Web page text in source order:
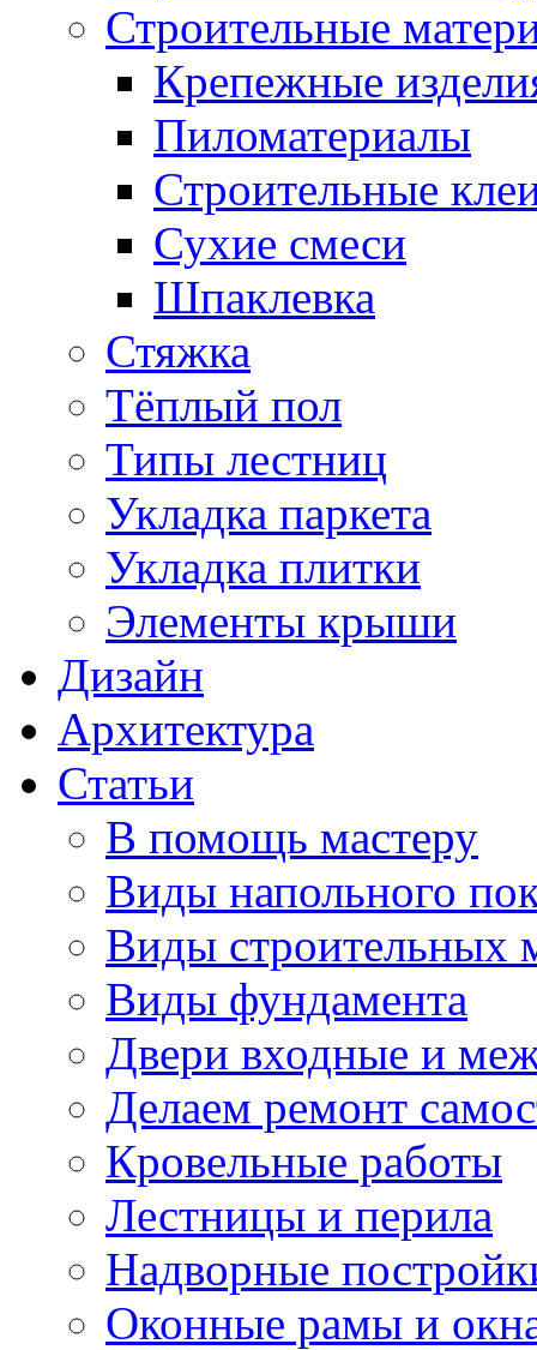
Строительные
Крепежные
Пиломатериалы
Строительные
Сухие смеси
Шпаклевка
Стяжка
Тёплый пол
Типы лестниц
Укладка паркета
Укладка плитки
Элементы крыши
Дизайн
Архитектура
Статьи
В помощь мастеру
Виды напольного
Виды строительных
Виды фундамента
Двери входные и
Делаем ремонт
Кровельные работы
Лестницы и перила
Надворные
Оконные рамы и